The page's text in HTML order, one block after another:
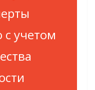
с учетом